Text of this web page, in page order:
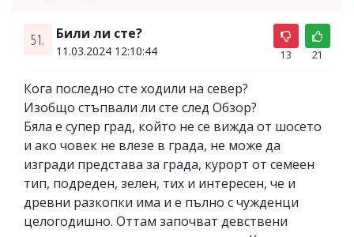
51. Били ли сте?
11.03.2024 12:10:44 13 21
Кога последно сте ходили на север?
Изобщо стъпвали ли сте след Обзор?
Бяла е супер град, който не се вижда от шосето
и ако човек не влезе в града, не може да
изгради представа за града, курорт от семеен
тип, подреден, зелен, тих и интересен, че и
древни разкопки има и е пълно с чужденци
целогодишно. Оттам започват девствени